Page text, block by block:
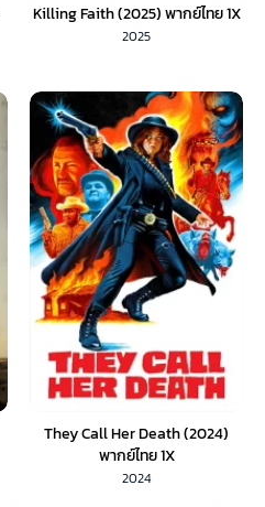
Killing Faith (2025) พากย์ไทย 1X
2025
They Call Her Death (2024)
พากย์ไทย 1X
2024